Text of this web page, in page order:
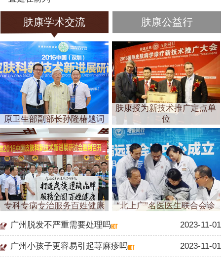
肤康学术交流 肤康公益行
原卫生部副部长孙隆椿题词
肤康授为新技术推广定点单
位
专科专病专治服务百姓健康 “北上广”名医医生联合会诊
广州脱发不严重需要处理吗 2023-11-01
广州小孩子更容易引起荨麻疹吗 2023-11-01